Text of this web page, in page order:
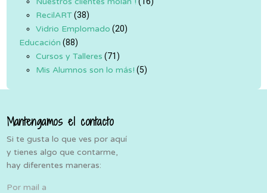
RecilART(38)
Vidrio Emplomado (20)
Educación (88)
Cursos y Talleres (71)
Mis Alumnos son lo más! (5)
Mantengamos el contacto
Si te gusta lo que ves por aquí
y tienes algo que contarme,
hay diferentes maneras:
Por mail a